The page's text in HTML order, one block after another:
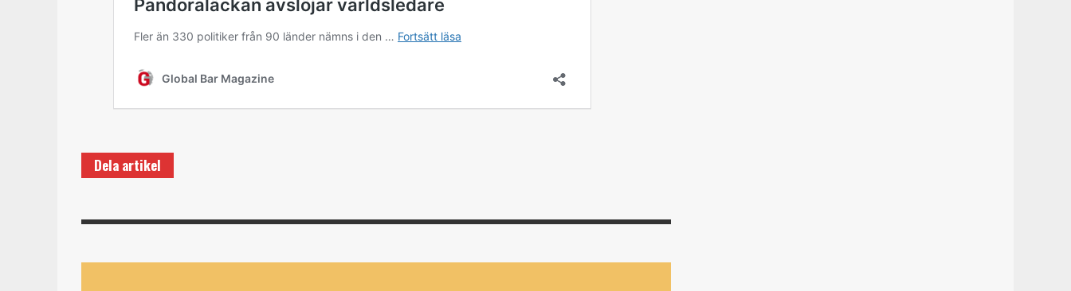
Dela artikel